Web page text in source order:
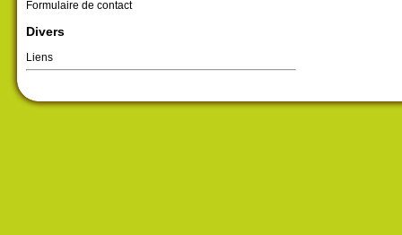
Formulaire de contact
Divers
Liens